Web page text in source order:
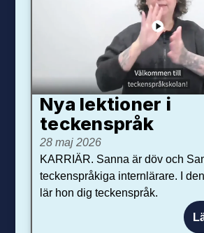
Nya lektioner i
teckenspråk
28 maj 2026
KARRIÄR. Sanna är döv och
teckenspråkiga internlärare. I
lär hon dig teckenspråk.